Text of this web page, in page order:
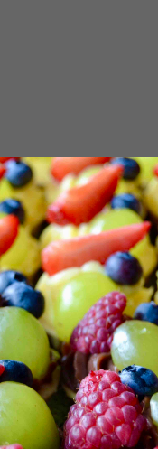
Do košíku